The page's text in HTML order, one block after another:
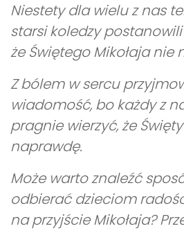
Niestety dla wielu z nas
starsi koledzy
że Świętego Mikołaja nie
Z bólem w sercu
wiadomość, bo każdy z
pragnie wierzyć, że
naprawdę.
Może warto znaleźć
odbierać dzieciom
na przyjście Mikołaja?